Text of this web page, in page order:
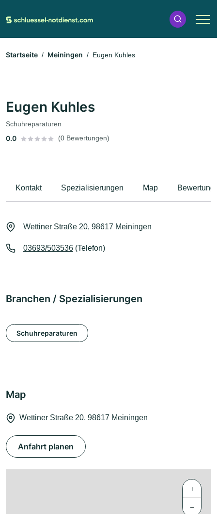
Startseite Meiningen Eugen Kuhles
Eugen Kuhles
Schuhreparaturen
0.0 (0 Bewertungen)
Kontakt Spezialisierungen Map
Wettiner Straße 20, 98617 Meiningen
03693/503536 (Telefon)
Branchen / Spezialisierungen
Schuhreparaturen
Map
Wettiner Straße 20, 98617 Meiningen
Anfahrt planen
+
−